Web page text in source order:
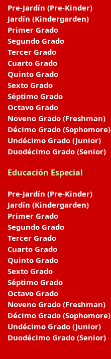
Pre-Jardín (Pre-Kinder)
Jardín (Kindergarden)
Primer Grado
Segundo Grado
Tercer Grado
Cuarto Grado
Quinto Grado
Sexto Grado
Séptimo Grado
Octavo Grado
Noveno Grado (Freshman)
Décimo Grado (Sophomore)
Undécimo Grado (Junior)
Duodécimo Grado (Senior)
Educación Especial
Pre-Jardín (Pre-Kinder)
Jardín (Kindergarden)
Primer Grado
Segundo Grado
Tercer Grado
Cuarto Grado
Quinto Grado
Sexto Grado
Séptimo Grado
Octavo Grado
Noveno Grado (Freshman)
Décimo Grado (Sophomore)
Undécimo Grado (Junior)
Duodécimo Grado (Senior)